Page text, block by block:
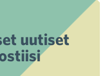
uutiset